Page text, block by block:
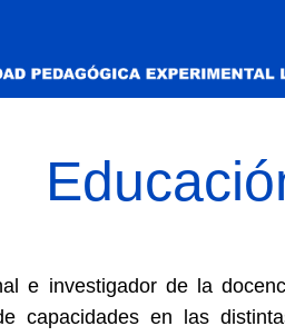
e investigador de la
capacidades en las